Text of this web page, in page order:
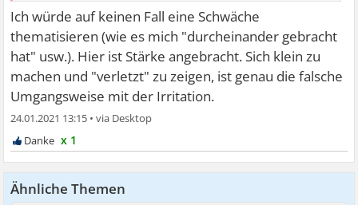
ehrlicher Mensch und würde nun ständig alles
hinterfragen. Ich hoffe, sie lässt es ....
Ich würde auf keinen Fall eine Schwäche
thematisieren (wie es mich "durcheinander gebracht
hat" usw.). Hier ist Stärke angebracht. Sich klein zu
machen und "verletzt" zu zeigen, ist genau die falsche
Umgangsweise mit der Irritation.
24.01.2021 13:15 •
x 1
Ähnliche Themen